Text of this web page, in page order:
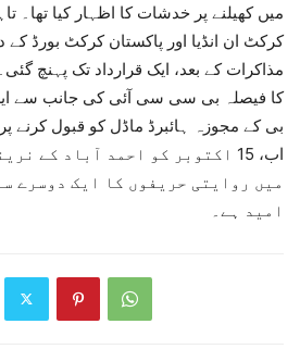
میں کھیلنے پر خدشات کا اظہار کیا تھا۔
کرکٹ ان انڈیا اور پاکستان کرکٹ بورڈ
مذاکرات کے بعد، ایک قرارداد تک پہنچ
کا فیصلہ بی سی سی آئی کی جانب سے
بی کے مجوزہ ہائبرڈ ماڈل کو قبول کرنے پر
اب، 15 اکتوبر کو احمد آباد کے
میں روایتی حریفوں کا ایک دوسرے
امید ہے۔